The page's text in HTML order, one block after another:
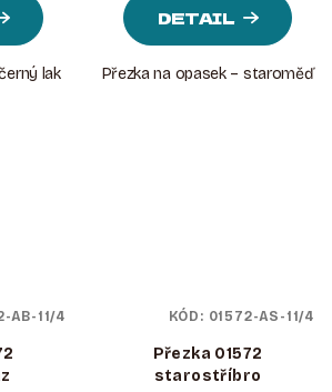
lak
DETAIL
Přezka na opasek – staroměď
AB-11/4
Přezka 01572
starostříbro
KÓD: 01572-AS-11/4